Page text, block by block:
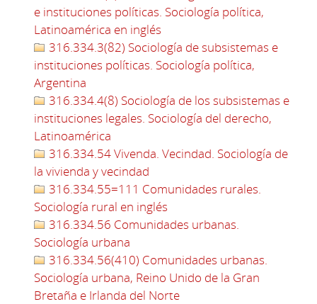
e instituciones políticas. Sociología política,
Latinoamérica en inglés
316.334.3(82) Sociología de subsistemas e
instituciones políticas. Sociología política,
Argentina
316.334.4(8) Sociología de los subsistemas e
instituciones legales. Sociología del derecho,
Latinoamérica
316.334.54 Vivenda. Vecindad. Sociología de
la vivienda y vecindad
316.334.55=111 Comunidades rurales.
Sociología rural en inglés
316.334.56 Comunidades urbanas.
Sociología urbana
316.334.56(410) Comunidades urbanas.
Sociología urbana, Reino Unido de la Gran
Bretaña e Irlanda del Norte